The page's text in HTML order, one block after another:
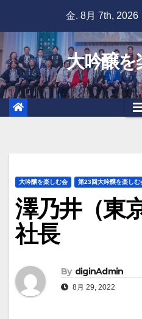
content
金. 8月 7th, 2026
大吟醸
大吟醸を楽しむ会 第23回大吟醸を楽しむ
澤乃井（東
社長
By diginAdmin
8月 29, 2022